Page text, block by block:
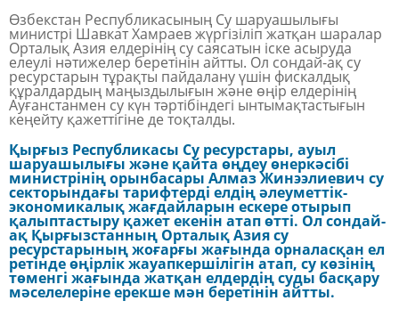
Өзбекстан Республикасының Су шаруашылығы
министрі Шавкат Хамраев жүргізіліп жатқан шаралар
Орталық Азия елдерінің су саясатын іске асыруда
елеулі нәтижелер беретінін айтты. Ол сондай-ақ су
ресурстарын тұрақты пайдалану үшін фискалдық
құралдардың маңыздылығын және өңір елдерінің
Ауғанстанмен су күн тәртібіндегі ынтымақтастығын
кеңейту қажеттігіне де тоқталды.
Қырғыз Республикасы Су ресурстары, ауыл
шаруашылығы және қайта өңдеу өнеркәсібі
министрінің орынбасары Алмаз Жинээлиевич су
секторындағы тарифтерді елдің әлеуметтік-
экономикалық жағдайларын ескере отырып
қалыптастыру қажет екенін атап өтті. Ол сондай-
ақ Қырғызстанның Орталық Азия су
ресурстарының жоғарғы жағында орналасқан ел
ретінде өңірлік жауапкершілігін атап, су көзінің
төменгі жағында жатқан елдердің суды басқару
мәселелеріне ерекше мән беретінін айтты.